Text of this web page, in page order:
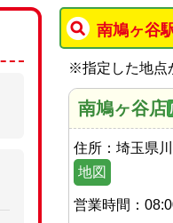
南鳩ヶ谷
※指定した地点
南鳩ヶ谷店
住所： 埼玉県
地図
営業時間：